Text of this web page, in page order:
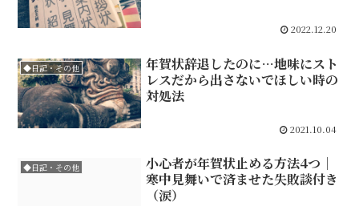
2022.12.20
◆日記・その他
年賀状辞退したのに…地味にスト
レスだから出さないでほしい時の
対処法
2021.10.04
◆日記・その他
小心者が年賀状止める方法4つ｜
寒中見舞いで済ませた失敗談付き
（涙）